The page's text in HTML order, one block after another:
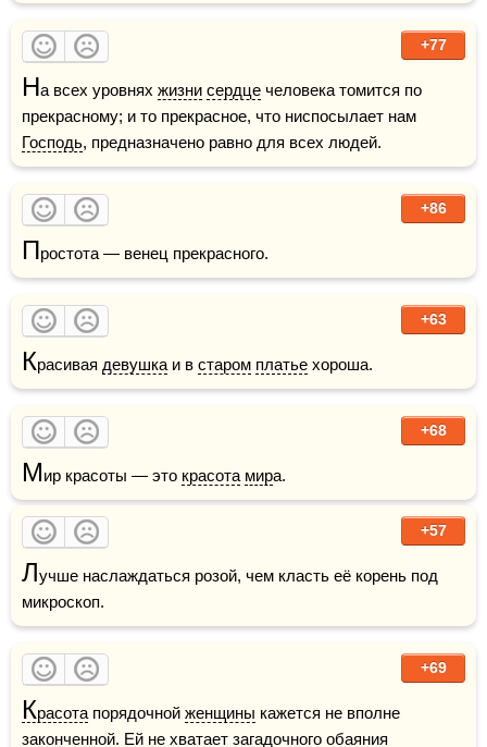
+77
На всех уровнях жизни сердце человека томится по
Господь, предназначено равно для всех людей.
+86
Простота — венец прекрасного.
+63
Красивая девушка и в старом платье хороша.
+68
Мир красоты — это красота мира.
+57
Лучше наслаждаться розой, чем класть её корень под
микроскоп.
+69
Красота порядочной женщины кажется не вполне
законченной. Ей не хватает загадочного обаяния